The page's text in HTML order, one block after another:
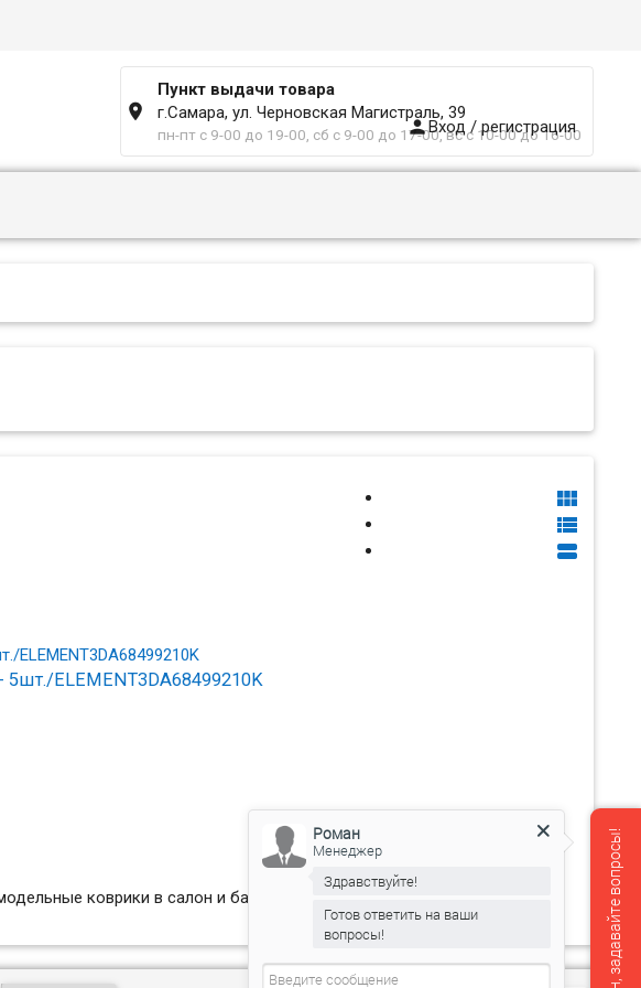
Вход / регистрация
Пункт выдачи товара
 г.Самара, ул. Черновская Магистраль, 39
пн-пт с 9-00 до 19-00, сб с 9-00 до 17-00, вс с 10-00 до 16-00



5шт./ELEMENT3DA68499210K
коврики в салон и багажник для Вашего автомобиля.
Роман
Менеджер
Здравствуйте!
Готов ответить на ваши
вопросы!